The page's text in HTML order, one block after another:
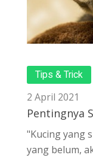
Tips & Trick
2 April 2021
Pentingnya
"Kucing yang
yang belum,